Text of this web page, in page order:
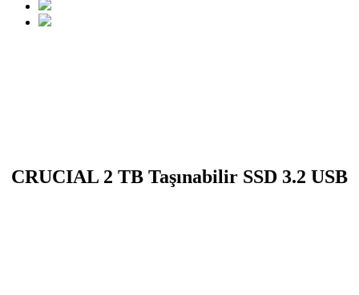
CRUCIAL 2 TB Taşınabilir SSD 3.2 USB